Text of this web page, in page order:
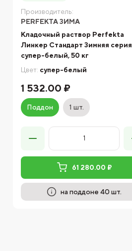
Производитель:
PERFEKTA ЗИМА
Кладочный раствор Perfekta
Линкер Стандарт Зимняя серия
супер-белый, 50 кг
Цвет: супер-белый
1 532.00 ₽
Поддон 1 шт.
61 280.00 ₽
на поддоне 40 шт.